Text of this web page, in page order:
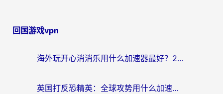
回国游戏vpn
海外玩开心消消乐用什么加速器最好？2026真实体验指南，告别延迟卡顿
英国打反恐精英：全球攻势用什么加速器？2026年实测有效的国服游戏加速指南